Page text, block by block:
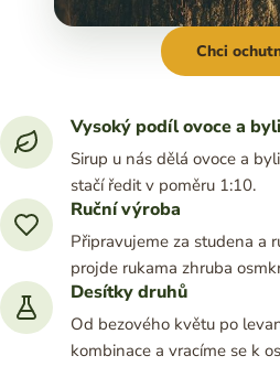
Vysoký podíl ovoce a
Sirup u nás dělá ovoce a
stačí ředit v poměru 1:10.
Ruční výroba
Připravujeme za studena a
projde rukama zhruba
Desítky druhů
Od bezového květu po
kombinace a vracíme se k
Chci